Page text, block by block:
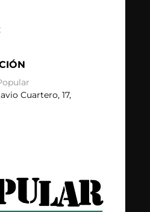
Cuartero, 17,